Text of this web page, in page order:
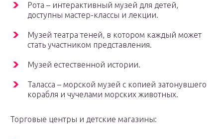
Рота – интерактивный музей для детей,
доступны мастер-классы и лекции.
Музей театра теней, в котором каждый может
стать участником представления.
Музей естественной истории.
Таласса – морской музей с копией затонувшего
корабля и чучелами морских животных.
Торговые центры и детские магазины: